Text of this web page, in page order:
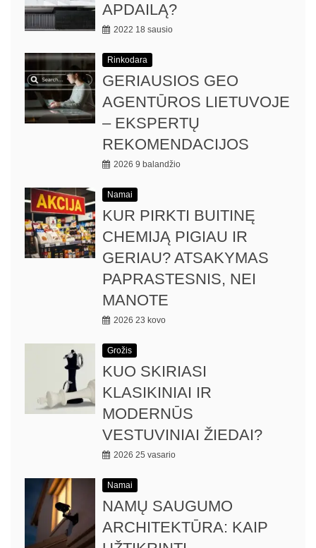
APDAILĄ?
2022 18 sausio
Rinkodara
GERIAUSIOS GEO
AGENTŪROS LIETUVOJE
– EKSPERTŲ
REKOMENDACIJOS
2026 9 balandžio
Namai
KUR PIRKTI BUITINĘ
CHEMIJĄ PIGIAU IR
GERIAU? ATSAKYMAS
PAPRASTESNIS, NEI
MANOTE
2026 23 kovo
Grožis
KUO SKIRIASI
KLASIKINIAI IR
MODERNŪS
VESTUVINIAI ŽIEDAI?
2026 25 vasario
Namai
NAMŲ SAUGUMO
ARCHITEKTŪRA: KAIP